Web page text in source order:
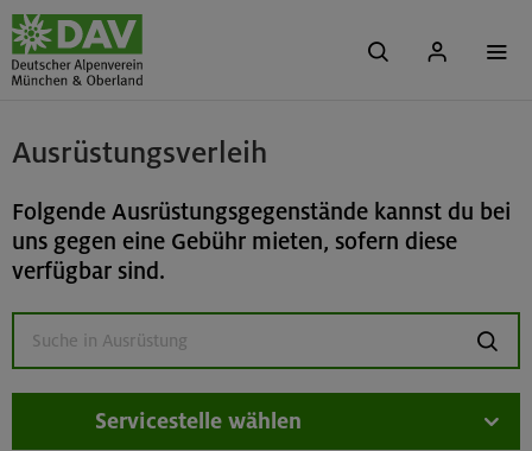
Ausrüstungsverleih
Folgende Ausrüstungsgegenstände kannst du bei
uns gegen eine Gebühr mieten, sofern diese
verfügbar sind.
suchen
Servicestelle wählen